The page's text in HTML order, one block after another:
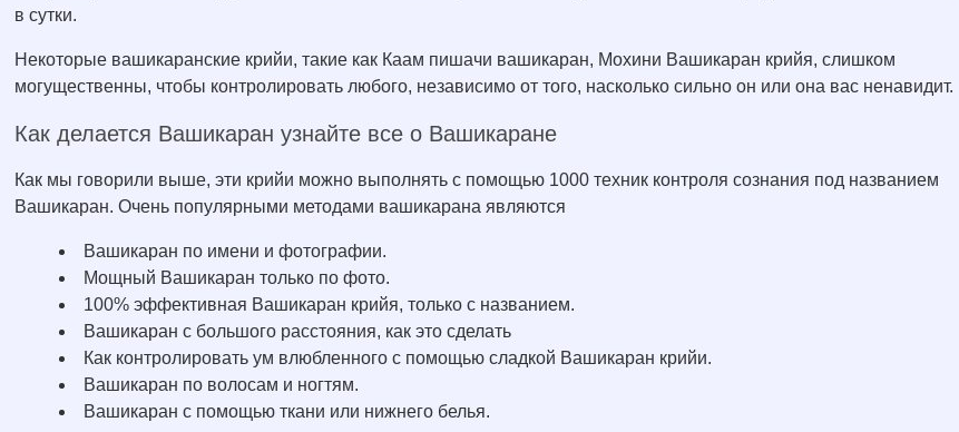
в сутки.
Некоторые вашикаранские крийи, такие как Каам пишачи вашикаран, Мохини Вашикаран крийя, слишком
могущественны, чтобы контролировать любого, независимо от того, насколько сильно он или она вас ненавидит.
Как делается Вашикаран узнайте все о Вашикаране
Как мы говорили выше, эти крийи можно выполнять с помощью 1000 техник контроля сознания под названием
Вашикаран. Очень популярными методами вашикарана являются
Вашикаран по имени и фотографии.
Мощный Вашикаран только по фото.
100% эффективная Вашикаран крийя, только с названием.
Вашикаран с большого расстояния, как это сделать
Как контролировать ум влюбленного с помощью сладкой Вашикаран крийи.
Вашикаран по волосам и ногтям.
Вашикаран с помощью ткани или нижнего белья.